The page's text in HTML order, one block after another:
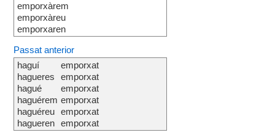
emporxàrem
emporxàreu
emporxaren
Passat anterior
haguí
hagueres
hagué
haguérem
haguéreu
hagueren
emporxat
emporxat
emporxat
emporxat
emporxat
emporxat